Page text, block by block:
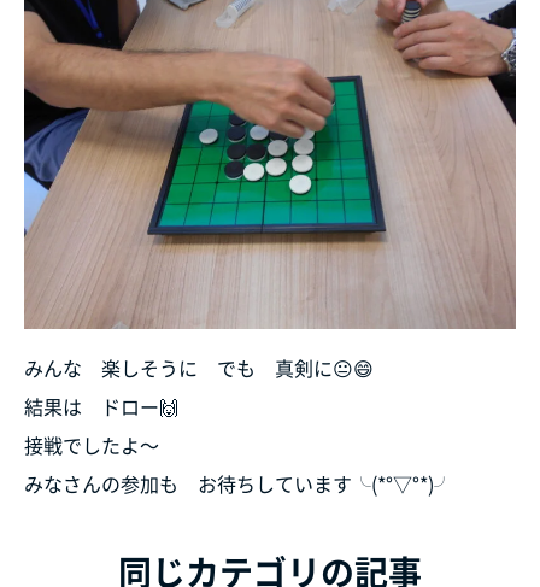
みんな 楽しそうに でも 真剣に😐😄
結果は ドロー🙌
接戦でしたよ～
みなさんの参加も お待ちしています╰(*°▽°*)╯
同じカテゴリの記事